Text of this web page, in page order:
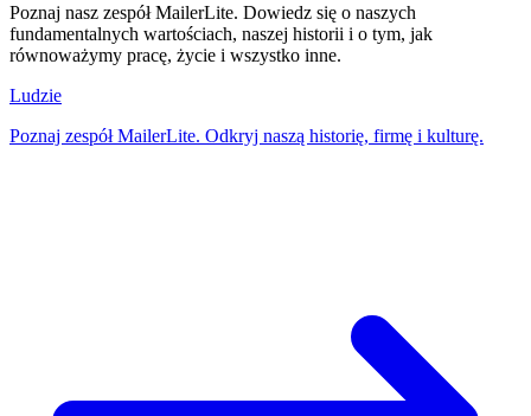
Poznaj nasz zespół MailerLite. Dowiedz się o naszych
fundamentalnych wartościach, naszej historii i o tym, jak
równoważymy pracę, życie i wszystko inne.
Ludzie
Poznaj zespół MailerLite. Odkryj naszą historię, firmę i kulturę.